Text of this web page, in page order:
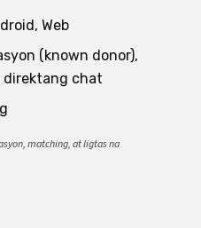
Web
(known donor),
direktang chat
matching, at ligtas na